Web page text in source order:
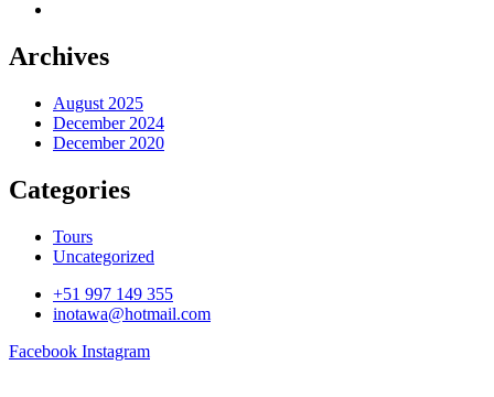
Archives
August 2025
December 2024
December 2020
Categories
Tours
Uncategorized
+51 997 149 355
inotawa@hotmail.com
Facebook Instagram